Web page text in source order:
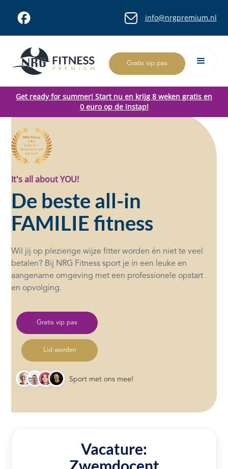
info@nrgpremium.nl
Gratis vip pas
Get ready for summer! Start nu en krijg 8 weken gratis en
0 euro op de instap!
It's all about YOU!
De beste all-in
FAMILIE fitness
Wil jij op plezierige wijze fitter worden én niet te veel
betalen? Bij NRG Fitness sport je in een leuke en
aangename omgeving met een professionele opstart
en opvolging.
Gratis vip pas
Lid worden
Sport met ons mee!
Vacature: